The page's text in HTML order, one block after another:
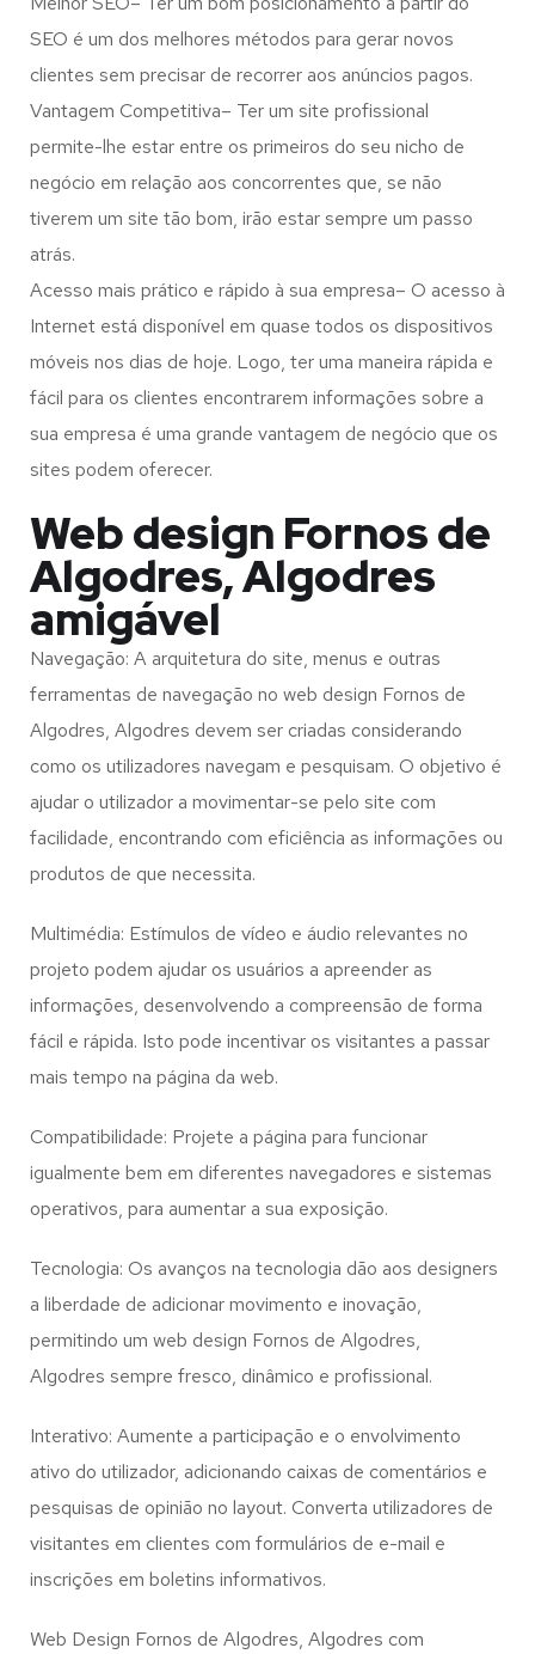
SEO é um dos melhores métodos para gerar novos
clientes sem precisar de recorrer aos anúncios pagos.
Vantagem Competitiva– Ter um site profissional
permite-lhe estar entre os primeiros do seu nicho de
negócio em relação aos concorrentes que, se não
tiverem um site tão bom, irão estar sempre um passo
atrás.
Acesso mais prático e rápido à sua empresa– O acesso à
Internet está disponível em quase todos os dispositivos
móveis nos dias de hoje. Logo, ter uma maneira rápida e
fácil para os clientes encontrarem informações sobre a
sua empresa é uma grande vantagem de negócio que os
sites podem oferecer.
Web design Fornos de
Algodres, Algodres
amigável
Navegação: A arquitetura do site, menus e outras
ferramentas de navegação no web design Fornos de
Algodres, Algodres devem ser criadas considerando
como os utilizadores navegam e pesquisam. O objetivo é
ajudar o utilizador a movimentar-se pelo site com
facilidade, encontrando com eficiência as informações ou
produtos de que necessita.
Multimédia: Estímulos de vídeo e áudio relevantes no
projeto podem ajudar os usuários a apreender as
informações, desenvolvendo a compreensão de forma
fácil e rápida. Isto pode incentivar os visitantes a passar
mais tempo na página da web.
Compatibilidade: Projete a página para funcionar
igualmente bem em diferentes navegadores e sistemas
operativos, para aumentar a sua exposição.
Tecnologia: Os avanços na tecnologia dão aos designers
a liberdade de adicionar movimento e inovação,
permitindo um web design Fornos de Algodres,
Algodres sempre fresco, dinâmico e profissional.
Interativo: Aumente a participação e o envolvimento
ativo do utilizador, adicionando caixas de comentários e
pesquisas de opinião no layout. Converta utilizadores de
visitantes em clientes com formulários de e-mail e
inscrições em boletins informativos.
Web Design Fornos de Algodres, Algodres com